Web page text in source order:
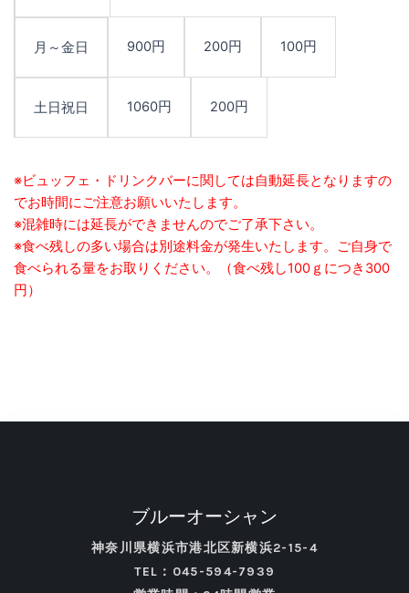
月～金日 900円 200円 100円
土日祝日 1060円 200円
※ビュッフェ・ドリンクバーに関しては自動延長となりますの
でお時間にご注意お願いいたします。
※混雑時には延長ができませんのでご了承下さい。
※食べ残しの多い場合は別途料金が発生いたします。ご自身で
食べられる量をお取りください。（食べ残し100ｇにつき300
円）
ブルーオーシャン
神奈川県横浜市港北区新横浜2-15-4
TEL：045-594-7939